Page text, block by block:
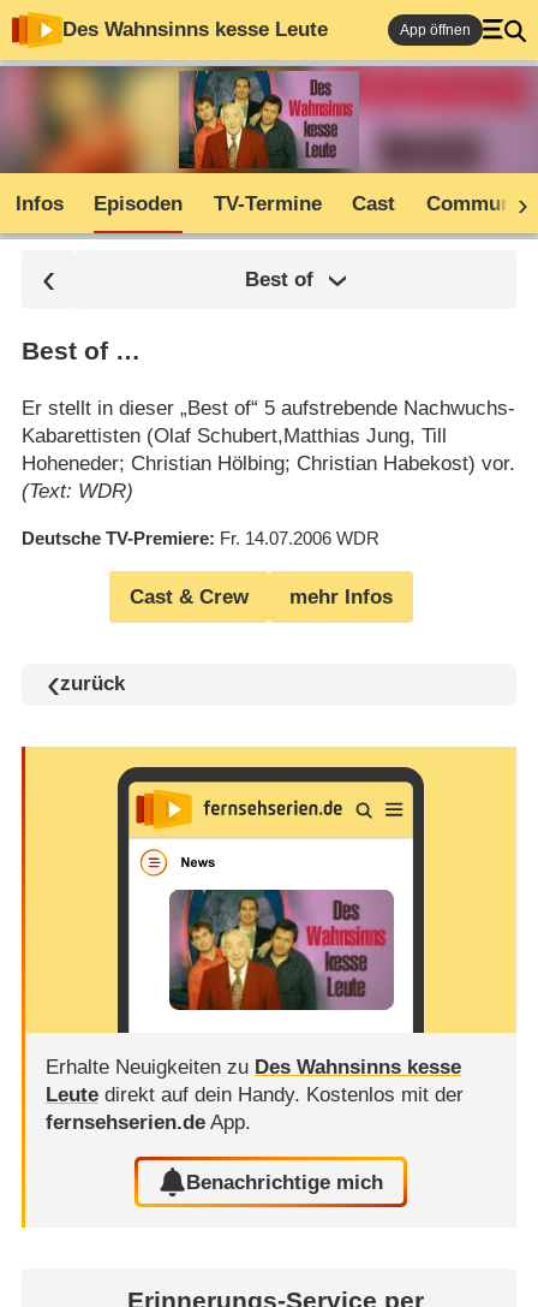
Des Wahnsinns kesse Leute App öffnen
Infos Episoden TV-Termine Cast Community
Best of
Best of …
Er stellt in dieser „Best of“ 5 aufstrebende Nachwuchs-
Kabarettisten (Olaf Schubert,Matthias Jung, Till
Hoheneder; Christian Hölbing; Christian Habekost) vor.
(Text: WDR)
Deutsche TV-Premiere Fr. 14.07.2006 WDR
Cast & Crew mehr Infos
zurück
Erhalte Neuigkeiten zu Des Wahnsinns kesse
Leutedirekt auf dein Handy. Kostenlos mit der
fernsehserien.deApp.
Benachrichtige mich
Erinnerungs-Service per